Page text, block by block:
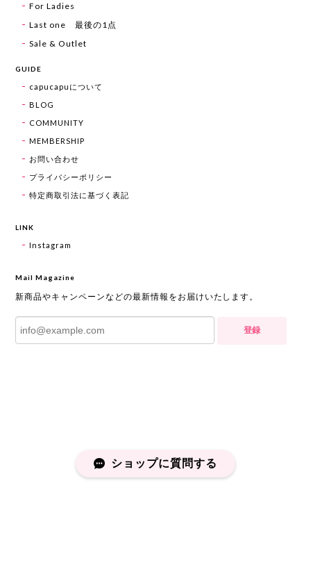
For Ladies
Last one 最後の1点
Sale & Outlet
GUIDE
capucapuについて
BLOG
COMMUNITY
MEMBERSHIP
お問い合わせ
プライバシーポリシー
特定商取引法に基づく表記
LINK
Instagram
Mail Magazine
新商品やキャンペーンなどの最新情報をお届けいたします。
登録
ショップに質問する